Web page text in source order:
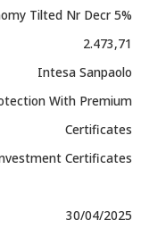
Tilted Nr Decr 5%
2.473,71
Intesa Sanpaolo
With Premium
Certificates
Certificates
30/04/2025